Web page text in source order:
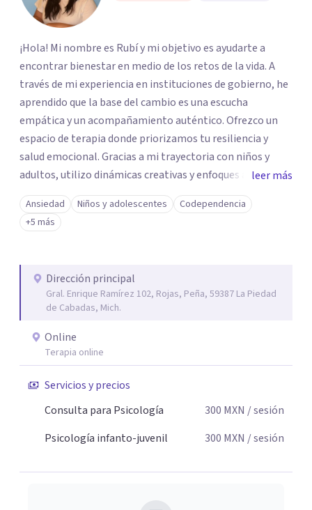
¡Hola! Mi nombre es Rubí y mi objetivo es ayudarte a
encontrar bienestar en medio de los retos de la vida. A
través de mi experiencia en instituciones de gobierno, he
aprendido que la base del cambio es una escucha
empática y un acompañamiento auténtico. ​Ofrezco un
espacio de terapia donde priorizamos tu resiliencia y
salud emocional. Gracias a mi trayectoria con niños y
adultos, utilizo dinámicas creativas y enfoques adaptados
a tus necesidades específicas. Estoy aquí para escucharte
y brindarte las herramientas necesarias para fortalecer
tu paz mental.
leer más
Ansiedad Niños y adolescentes
Codependencia
+5 más
Dirección principal
Gral. Enrique Ramírez 102, Rojas, Peña, 59387 La Piedad
de Cabadas, Mich.
Online
Terapia online
Servicios y precios
Consulta para Psicología
300 MXN / sesión
Psicología infanto-juvenil
300 MXN / sesión